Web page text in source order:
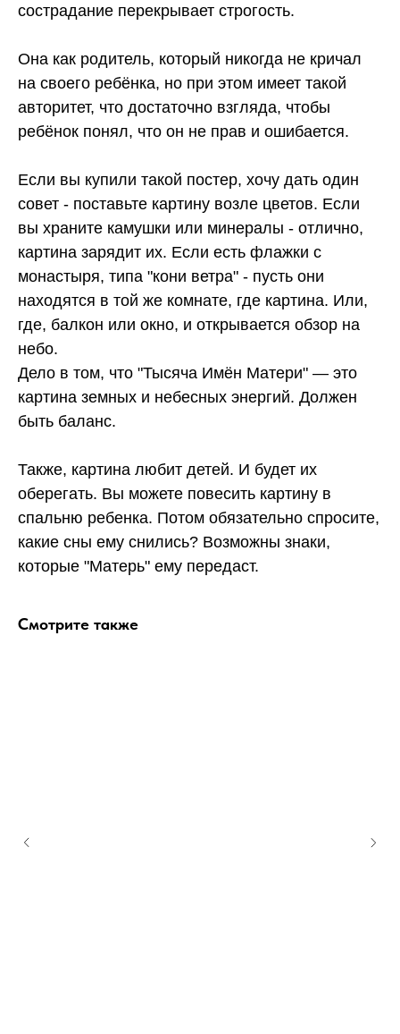
сострадание перекрывает строгость.
Она как родитель, который никогда не кричал
на своего ребёнка, но при этом имеет такой
авторитет, что достаточно взгляда, чтобы
ребёнок понял, что он не прав и ошибается.
Если вы купили такой постер, хочу дать один
совет - поставьте картину возле цветов. Если
вы храните камушки или минералы - отлично,
картина зарядит их. Если есть флажки с
монастыря, типа "кони ветра" - пусть они
находятся в той же комнате, где картина. Или,
где, балкон или окно, и открывается обзор на
небо.
Дело в том, что "Тысяча Имён Матери" — это
картина земных и небесных энергий. Должен
быть баланс.
Также, картина любит детей. И будет их
оберегать. Вы можете повесить картину в
спальню ребенка. Потом обязательно спросите,
какие сны ему снились? Возможны знаки,
которые "Матерь" ему передаст.
Смотрите также